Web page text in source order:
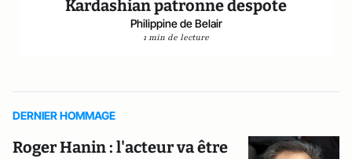
Kardashian patronne despote
Philippine de Belair
1 min de lecture
DERNIER HOMMAGE
Roger Hanin : l'acteur va être